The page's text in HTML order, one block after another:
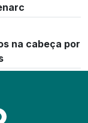
na cabeça por